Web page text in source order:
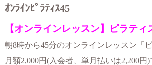
ｵﾝﾗｲﾝﾋﾟﾗﾃｨｽ45
【オンラインレッスン】ピラティ
朝8時から45分のオンラインレッスン「
月額2,000円(入会者、単月払いは2,200円